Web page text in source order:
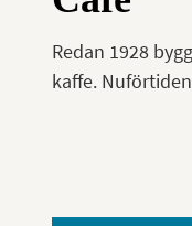
Redan 1928
kaffe.